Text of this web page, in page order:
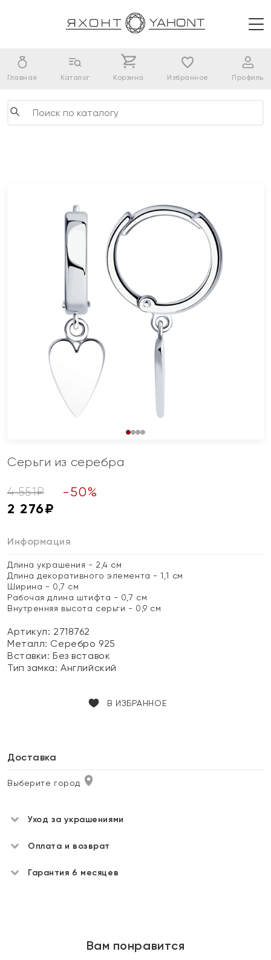
Главная Каталог Корзина Избранное Профиль
Серьги из серебра
4 551₽ -50%
2 276₽
Информация
Длина украшения - 2,4 см
Длина декоративного элемента - 1,1 см
Ширина - 0,7 см
Рабочая длина штифта - 0,7 см
Внутренняя высота серьги - 0,9 см
Артикул: 2718762
Металл: Серебро 925
Вставки:Без вставок
Тип замка:Английский
В ИЗБРАННОЕ
Доставка
Выберите город
Уход за украшениями
Оплата и возврат
Гарантия 6 месяцев
Вам понравится